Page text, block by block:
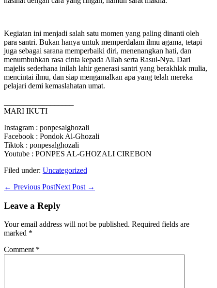
Kegiatan ini menjadi salah satu momen yang paling dinanti oleh
para santri. Bukan hanya untuk memperdalam ilmu agama, tetapi
juga sebagai sarana memperbaiki diri, menenangkan hati, dan
menumbuhkan rasa cinta kepada Allah serta Rasul-Nya. Dari
majelis sederhana inilah lahir generasi santri yang berakhlak mulia,
mencintai ilmu, dan siap mengamalkan apa yang telah mereka
pelajari demi kemaslahatan umat.
MARI IKUTI
Instagram : ponpesalghozali
Facebook : Pondok Al-Ghozali
Tiktok : ponpesalghozali
Youtube : PONPES AL-GHOZALI CIREBON
Filed under: Uncategorized
Post
← Previous PostNext Post →
Leave a Reply
Your email address will not be published. Required fields are
marked *
Comment *